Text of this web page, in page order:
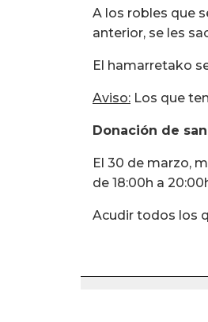
A los robles que
anterior, se les
El hamarretako
Aviso: Los que
Donación de
El 30 de marzo,
de 18:00h a
Acudir todos los